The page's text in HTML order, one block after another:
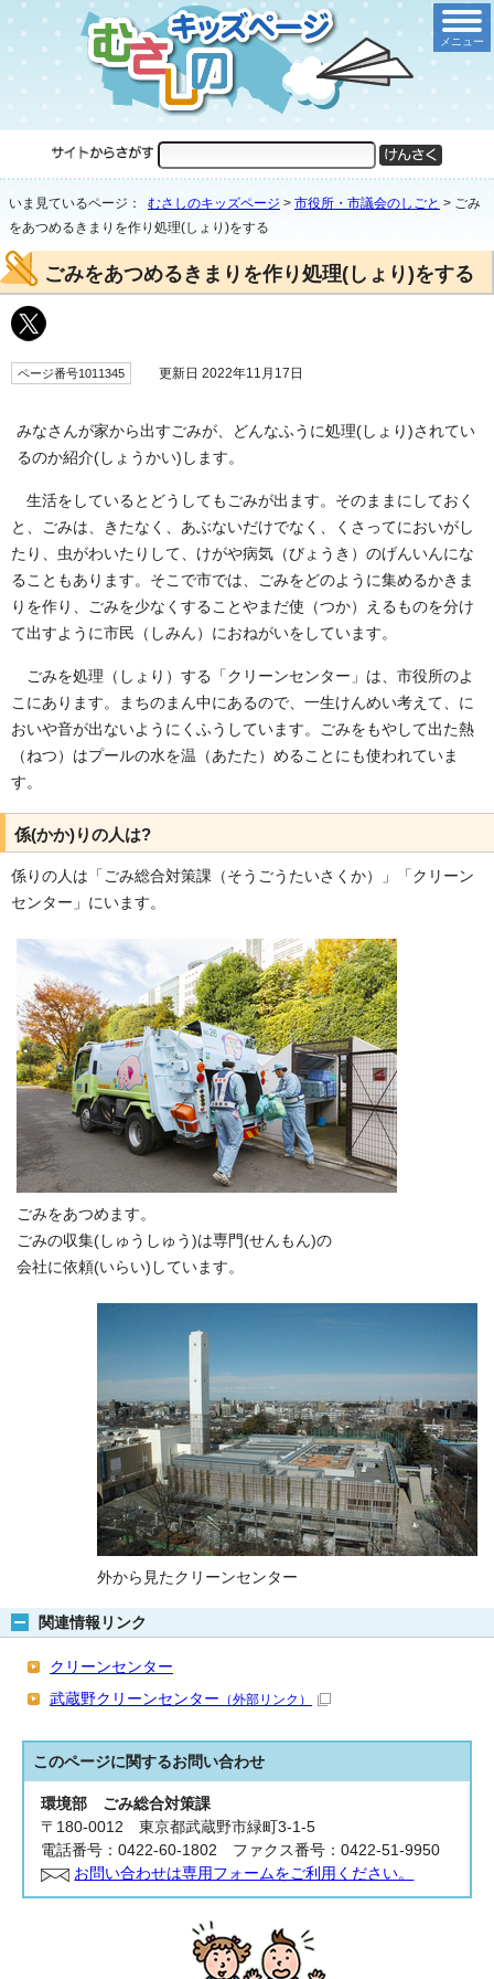
メニュー
いま見ているページ： むさしのキッズページ > 市役所・市議会のしごと > ごみ
をあつめるきまりを作り処理(しょり)をする
ごみをあつめるきまりを作り処理(しょり)をする
ページ番号1011345 更新日 2022年11月17日
みなさんが家から出すごみが、どんなふうに処理(しょり)されてい
るのか紹介(しょうかい)します。
生活をしているとどうしてもごみが出ます。そのままにしておく
と、ごみは、きたなく、あぶないだけでなく、くさってにおいがし
たり、虫がわいたりして、けがや病気（びょうき）のげんいんにな
ることもあります。そこで市では、ごみをどのように集めるかきま
りを作り、ごみを少なくすることやまだ使（つか）えるものを分け
て出すように市民（しみん）におねがいをしています。
ごみを処理（しょり）する「クリーンセンター」は、市役所のよ
こにあります。まちのまん中にあるので、一生けんめい考えて、に
おいや音が出ないようにくふうしています。ごみをもやして出た熱
（ねつ）はプールの水を温（あたた）めることにも使われていま
す。
係(かか)りの人は?
係りの人は「ごみ総合対策課（そうごうたいさくか）」「クリーン
センター」にいます。
ごみをあつめます。
ごみの収集(しゅうしゅう)は専門(せんもん)の
会社に依頼(いらい)しています。
外から見たクリーンセンター
関連情報リンク
クリーンセンター
武蔵野クリーンセンター （外部リンク）
このページに関するお問い合わせ
環境部 ごみ総合対策課
〒180-0012 東京都武蔵野市緑町3-1-5
電話番号：0422-60-1802 ファクス番号：0422-51-9950
お問い合わせは専用フォームをご利用ください。